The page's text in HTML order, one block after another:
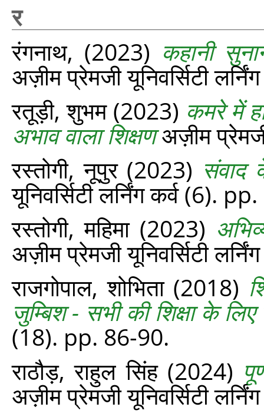
र
रंगनाथ, (2023) कहानी
अज़ीम प्रेमजी यूनिवर्सिटी
रतूड़ी, शुभम(2023) कमरे में
अभाव वाला शिक्षणअज़ीम
रस्तोगी, नूपुर(2023) संवाद
यूनिवर्सिटी लर्निंग कर्व (6).
रस्तोगी, महिमा(2023)
अज़ीम प्रेमजी यूनिवर्सिटी
राजगोपाल, शोभिता(2018)
जुम्बिश - सभी की शिक्षा के
(18). pp. 86-90.
राठौड़, राहुल सिंह(2024)
अज़ीम प्रेमजी यूनिवर्सिटी